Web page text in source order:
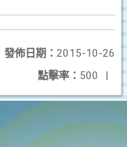
發佈日期： 2015-10-26
點擊率： 500 |